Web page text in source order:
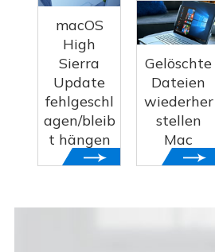
macOS
High
Sierra
Update
fehlgeschl
agen/bleib
t hängen
Gelöschte
Dateien
wiederher
stellen
Mac